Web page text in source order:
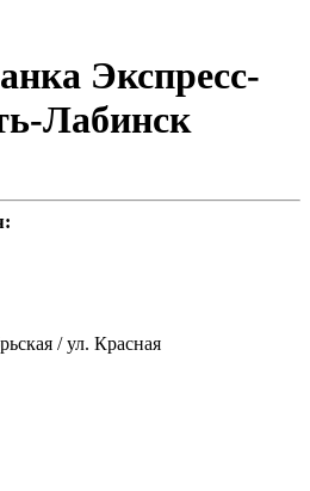
Экспресс-
Лабинск
/ ул. Красная